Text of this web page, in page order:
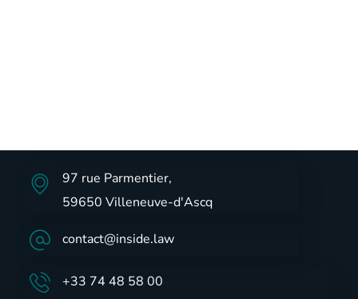
97 rue Parmentier,
59650 Villeneuve-d'Ascq
contact@inside.law
+33 74 48 58 00